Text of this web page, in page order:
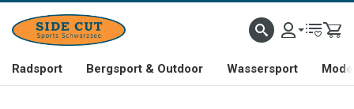
Radsport Bergsport & Outdoor Wassersport